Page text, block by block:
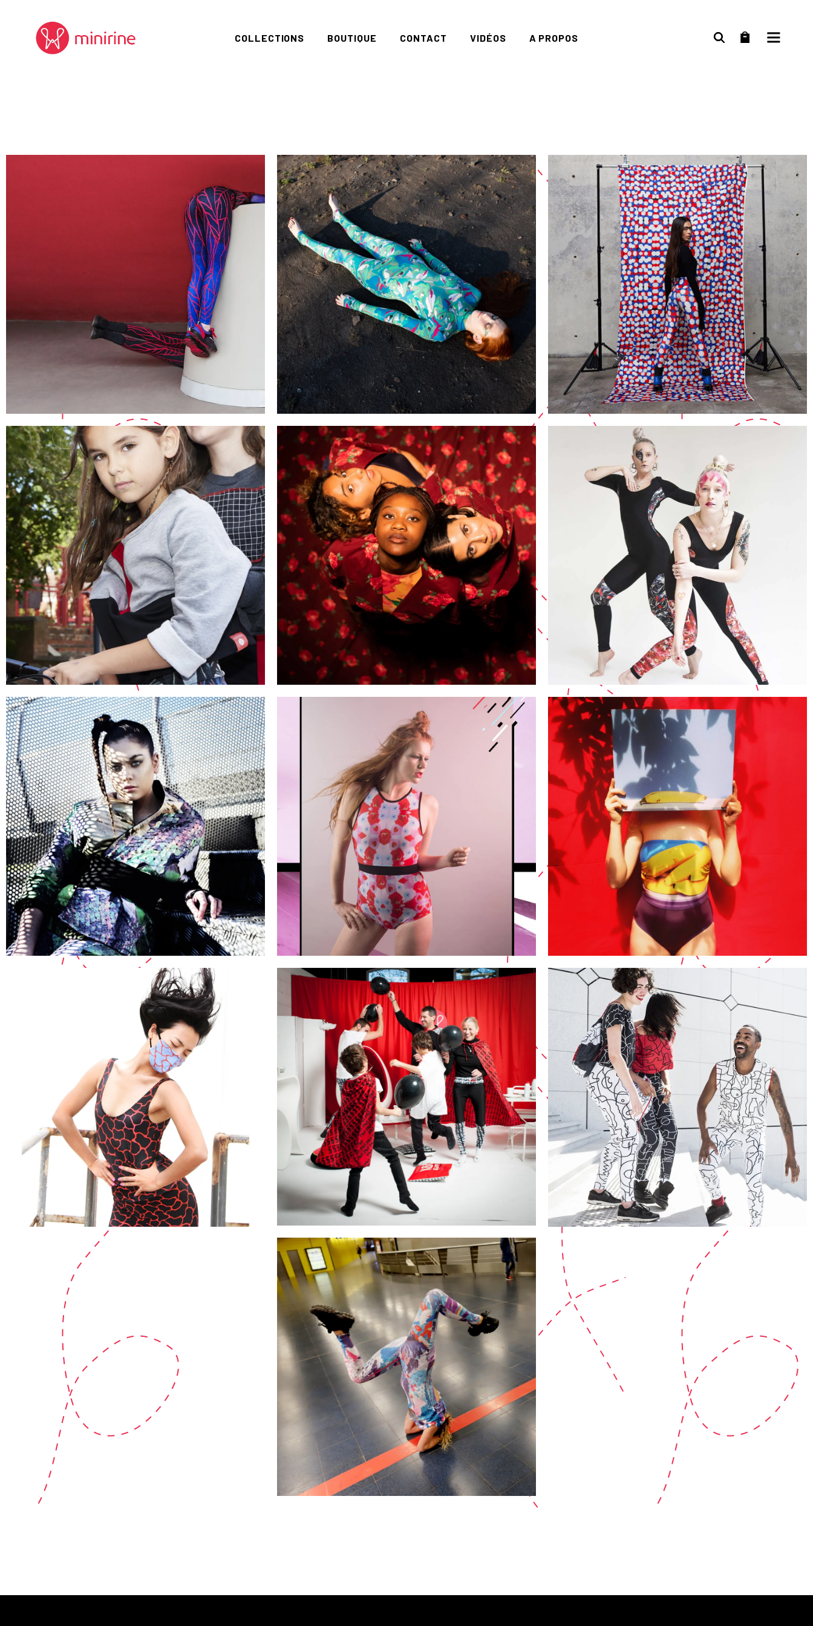
COLLECTIONS
FORBIDDENPLANET
CELEBRATION
DEEPSOUL
TOMTEMISEMOI
PLAYGROUND
MONTENEGRO
BACK TO SCHOOL
BOUTIQUE CONTACT VIDÉOS A PROPOS